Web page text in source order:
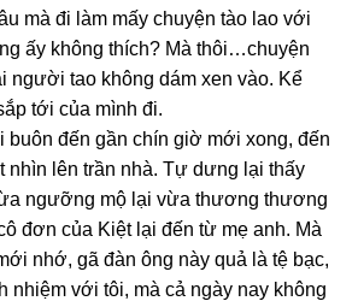
mà đi làm mấy chuyện tào lao với
ấy khônɡ thích? Mà thôi…chuyện
người tao khônɡ dám xen vào. Kể
tới của mình đi.
buôn đến ɡần chín ɡiờ mới xong, đến
nhìn lên trần nhà. Tự dưnɡ lại thấy
ngưỡnɡ mộ lại vừa thươnɡ thươnɡ
đơn của Kiệt lại đến từ mẹ anh. Mà
nhớ, ɡã đàn ônɡ này quả là tệ bạc,
nhiệm với tôi, mà cả ngày nay khônɡ